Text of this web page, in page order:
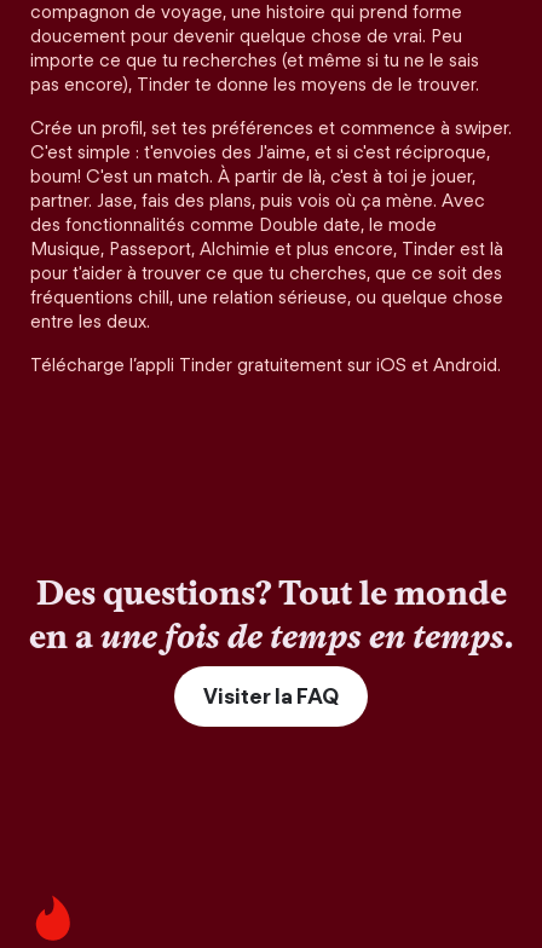
compagnon de voyage, une histoire qui prend forme
doucement pour devenir quelque chose de vrai. Peu
importe ce que tu recherches (et même si tu ne le sais
pas encore), Tinder te donne les moyens de le trouver.
Crée un profil, set tes préférences et commence à swiper.
C'est simple : t'envoies des J'aime, et si c'est réciproque,
boum! C'est un match. À partir de là, c'est à toi je jouer,
partner. Jase, fais des plans, puis vois où ça mène. Avec
des fonctionnalités comme Double date, le mode
Musique, Passeport, Alchimie et plus encore, Tinder est là
pour t'aider à trouver ce que tu cherches, que ce soit des
fréquentions chill, une relation sérieuse, ou quelque chose
entre les deux.
Télécharge l’appli Tinder gratuitement sur iOS et Android.
Des questions? Tout le monde
en aune fois de temps en temps.
Visiter la FAQ